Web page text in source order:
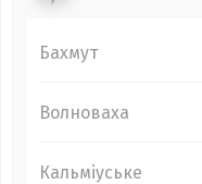
Бахмут
Волноваха
Кальміуське